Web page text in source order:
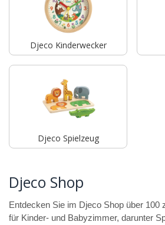
Djeco Kinderwecker
Djeco Spielzeug
Djeco Shop
Entdecken Sie im Djeco Shop über 100
für Kinder- und Babyzimmer, darunter